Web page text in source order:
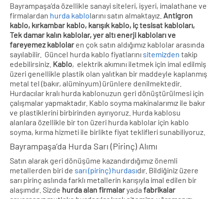
Bayrampaşa’da özellikle sanayi siteleri, işyeri, imalathane ve
firmalardan hurda kablolarını satın almaktayız. Antigron
kablo, kırkambar kablo, karışık kablo, iç tesisat kabloları,
Tek damar kalın kablolar, yer altı enerji kabloları ve
fareyemez kablolar en çok satın aldığımız kablolar arasında
sayılabilir. Güncel hurda kablo fiyatlarını sitemizden takip
edebilirsiniz. Kablo, elektrik akımını iletmek için imal edilmiş
üzeri genellikle plastik olan yalıtkan bir maddeyle kaplanmış
metal tel (bakır, alüminyum) ürünlere denilmektedir.
Hurdacılar kralı hurda kablonuzun geri dönüştürülmesi için
çalışmalar yapmaktadır. Kablo soyma makinalarımız ile bakır
ve plastiklerini birbirinden ayırıyoruz. Hurda kablosu
alanlara özellikle bir ton üzeri hurda kablolar için kablo
soyma, kırma hizmeti ile birlikte fiyat teklifleri sunabiliyoruz.
Bayrampaşa’da Hurda Sarı (Pirinç) Alımı
Satın alarak geri dönüşüme kazandırdığımız önemli
metallerden biri de sarı (pirinç) hurdasıdır. Bildiğiniz üzere
sarı pirinç aslında farklı metallerin karışıyla imal edilen bir
alaşımdır. Sizde hurda alan firmalaryada fabrikalar